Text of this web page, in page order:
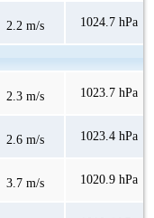
2.2 m/s 1024.7 hPa
2.3 m/s 1023.7 hPa
2.6 m/s 1023.4 hPa
3.7 m/s 1020.9 hPa